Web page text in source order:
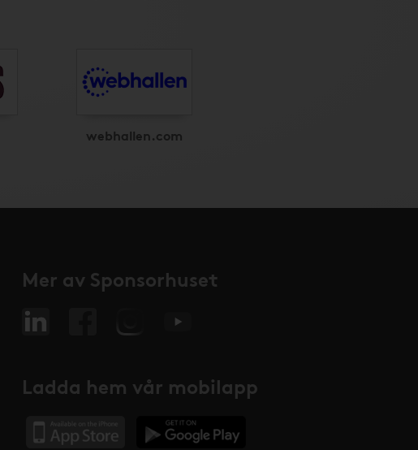
webhallen.com
Mer av Sponsorhuset
Ladda hem vår mobilapp